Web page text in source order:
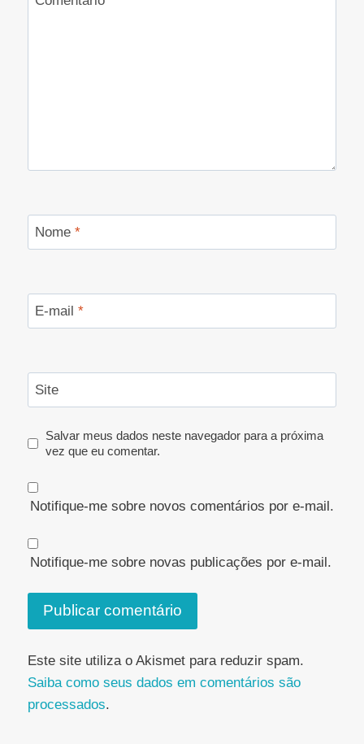
Nome *
E-mail *
Site
Salvar meus dados neste navegador para a próxima
vez que eu comentar.
Notifique-me sobre novos comentários por e-mail.
Notifique-me sobre novas publicações por e-mail.
Este site utiliza o Akismet para reduzir spam.
Saiba como seus dados em comentários são
processados.